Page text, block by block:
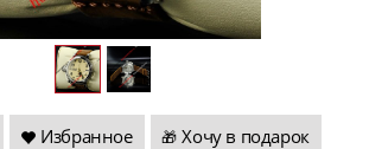
Избранное 🎁 Хочу в подарок